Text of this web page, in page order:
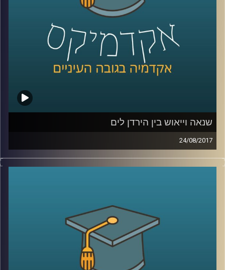
שנאה וייאוש בין הירדן לים
24/08/2017
מעבר להבטחות היסטוריות, לאמונה בצדקת
מעורב בעיקר רגש והרבה מאוד רגש. פרופסור
עירן הלפרין בוחן את המציאות הכואבת של
חיינו דרך עולם הרגשות. מהם הרגשות
הדומיננטיים בסכסוך ומהם המשפיעים ביותר?
כיצד חברה מצליחה בכל זאת לשמור על שפיות